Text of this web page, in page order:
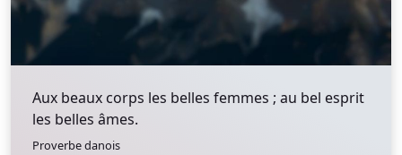
Aux beaux corps les belles femmes ; au bel esprit
les belles âmes.
Proverbe danois